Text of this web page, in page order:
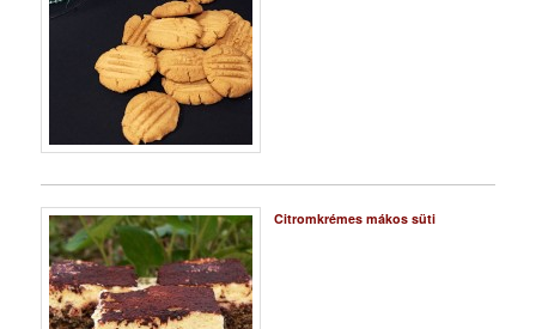
Citromkrémes mákos süti